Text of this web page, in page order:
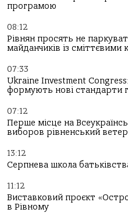
програмою
08:12
Рівнян просять не
майданчиків із сміттєвими
07:33
Ukraine Investment
формують нові стандарти
07:12
Перше місце на
виборов рівненський
13:12
Серпнева школа
11:12
Виставковий проєкт
в Рівному